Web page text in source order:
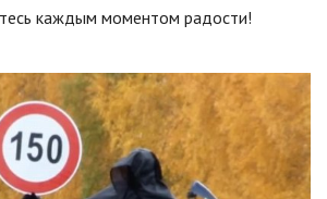
каждым моментом радости!